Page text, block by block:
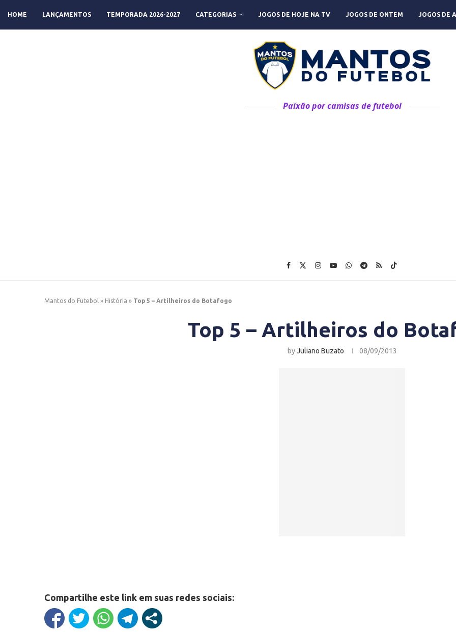
HOME LANÇAMENTOS TEMPORADA 2026-2027 CATEGORIAS JOGOS DE HOJE NA TV JOGOS DE ONTEM JOGOS DE
Paixão por camisas de futebol
Mantos do Futebol » História » Top 5 – Artilheiros do Botafogo
Top 5 – Artilheiros do
byJuliano Buzato 08/09/2013
Compartilhe este link em suas redes sociais: